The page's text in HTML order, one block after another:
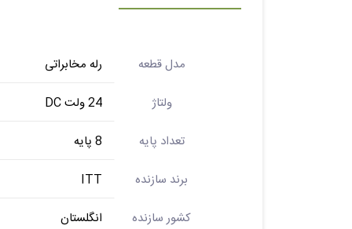
مدل قطعه
رله مخابراتی
ولتاژ
24 ولت DC
تعداد پایه
8 پایه
برند سازنده
ITT
کشور سازنده
انگلستان